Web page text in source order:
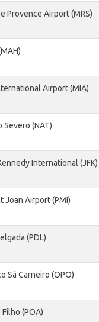
Provence Airport (MRS)
Airport (MIA)
Severo (NAT)
International (JFK)
Joan Airport (PMI)
(PDL)
Sá Carneiro (OPO)
(POA)